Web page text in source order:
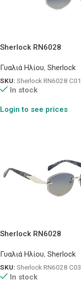
Sherlock RN6028
Γυαλιά Ηλίου, Sherlock
SKU: Sherlock RN6028 C01
In stock
Login to see prices
Sherlock RN6028
Γυαλιά Ηλίου, Sherlock
SKU: Sherlock RN6028 C03
In stock